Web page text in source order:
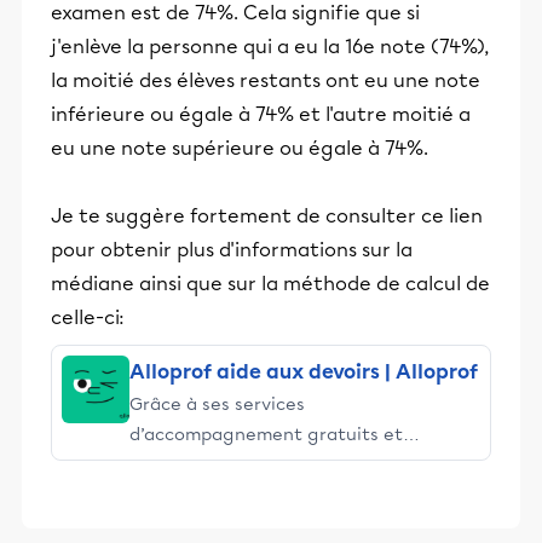
examen est de 74%. Cela signifie que si
j'enlève la personne qui a eu la 16e note (74%),
la moitié des élèves restants ont eu une note
inférieure ou égale à 74% et l'autre moitié a
eu une note supérieure ou égale à 74%.
Je te suggère fortement de consulter ce lien
pour obtenir plus d'informations sur la
médiane ainsi que sur la méthode de calcul de
celle-ci:
Alloprof aide aux devoirs | Alloprof
Grâce à ses services
d’accompagnement gratuits et
stimulants, Alloprof engage les élèves